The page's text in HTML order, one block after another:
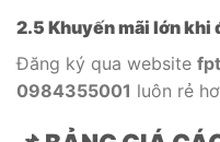
2.5 Khuyến mãi lớn khi
Đăng ký qua website
0984355001 luôn rẻ